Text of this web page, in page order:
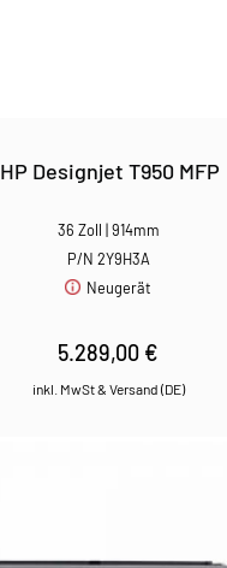
HP Designjet T950 MFP
36 Zoll | 914mm
P/N 2Y9H3A
Neugerät
5.289,00 €